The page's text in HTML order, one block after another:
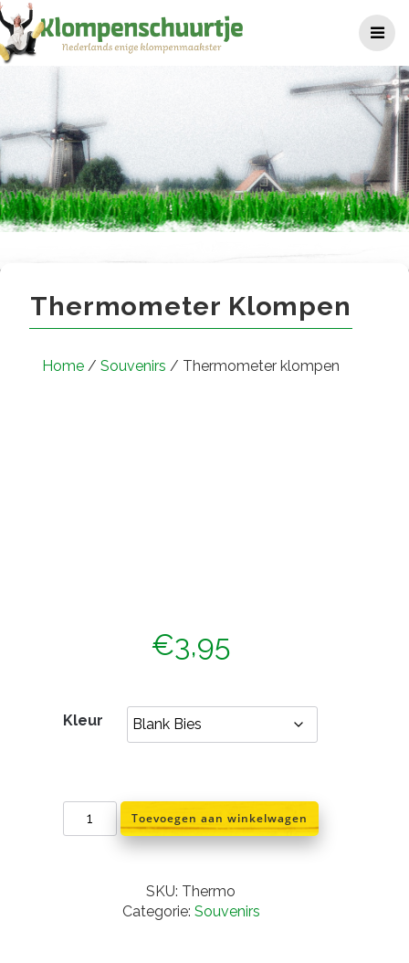
naar
de
Thermometer klompen
Thermometer Klompen
Home / Souvenirs / Thermometer klompen
€3,95
Kleur
Thermometer
klompen
aantal
Toevoegen aan winkelwagen
SKU: Thermo
Categorie: Souvenirs